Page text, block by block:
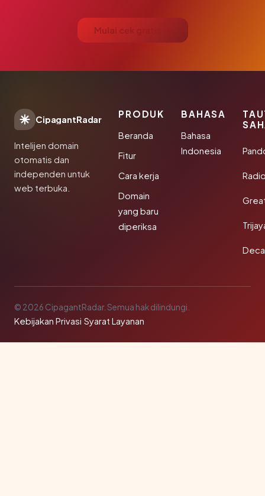
Mulai cek gratis →
CipagantRadar
Intelijen domain
otomatis dan
independen untuk
web terbuka.
PRODUK
Beranda
Fitur
Cara kerja
Domain
yang baru
diperiksa
BAHASA
Bahasa
Indonesia
© 2026 CipagantRadar. Semua hak dilindungi.
Kebijakan Privasi·Syarat Layanan